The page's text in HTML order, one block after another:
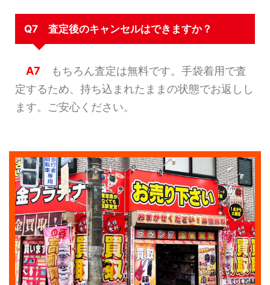
Q7 査定後のキャンセルはできますか？
A7 もちろん査定は無料です。手袋着用で査
定するため、持ち込まれたままの状態でお返しし
ます。ご安心ください。